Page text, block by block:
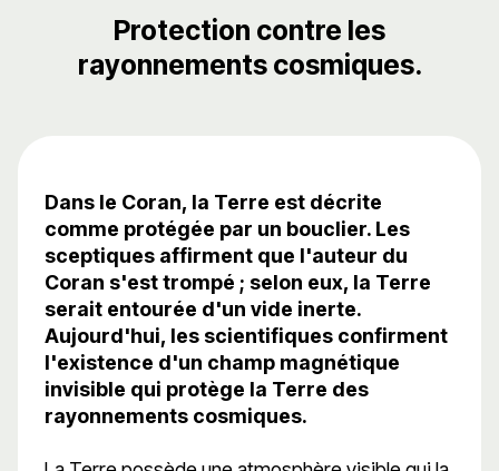
Protection contre les
rayonnements cosmiques.
Dans le Coran, la Terre est décrite
comme protégée par un bouclier. Les
sceptiques affirment que l'auteur du
Coran s'est trompé ; selon eux, la Terre
serait entourée d'un vide inerte.
Aujourd'hui, les scientifiques confirment
l'existence d'un champ magnétique
invisible qui protège la Terre des
rayonnements cosmiques.